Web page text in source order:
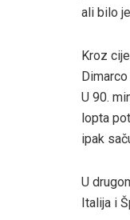
ali bilo
Kroz
U 90.
lopta
ipak
U
Italija i